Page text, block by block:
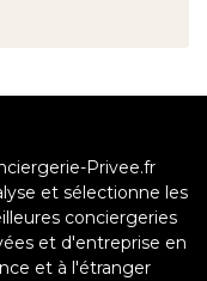
Privee.fr
et sélectionne les
conciergeries
et d'entreprise en
et à l'étranger